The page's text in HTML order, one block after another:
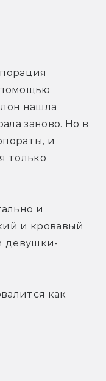
нашла
заново. Но в
и
только
и
и кровавый
девушки-
как